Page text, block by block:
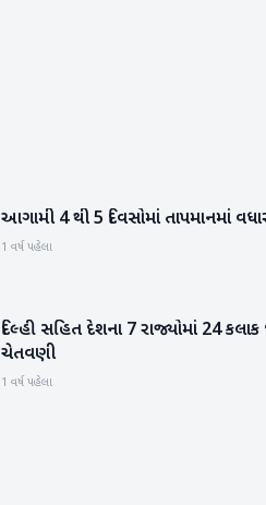
હવામાન
આગામી 4 થી 5 દિવસોમાં તાપમાનમાં
1 વર્ષ પહેલા
હવામાન
દિલ્હી સહિત દેશના 7 રાજ્યોમાં 24
ચેતવણી
1 વર્ષ પહેલા